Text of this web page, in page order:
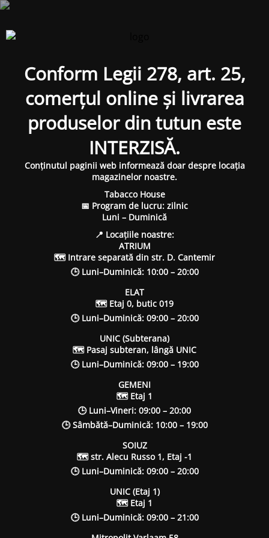
Conform Legii 278, art. 25,
comerțul online și livrarea
produselor din tutun este
INTERZISĂ.
Conținutul paginii web informează doar despre locația
magazinelor noastre.
Tabacco House
📅 Program de lucru: zilnic
Luni – Duminică
📍 Locațiile noastre:
ATRIUM
🗺 Intrare separată din str. D. Cantemir
🕒 Luni–Duminică: 10:00 – 20:00
ELAT
🗺 Etaj 0, butic 019
🕒 Luni–Duminică: 09:00 – 20:00
UNIC (Subterana)
🗺 Pasaj subteran, lângă UNIC
🕒 Luni–Duminică: 09:00 – 19:00
GEMENI
🗺 Etaj 1
🕒 Luni–Vineri: 09:00 – 20:00
🕒 Sâmbătă–Duminică: 10:00 – 19:00
SOIUZ
🗺 str. Alecu Russo 1, Etaj -1
🕒 Luni–Duminică: 09:00 – 20:00
UNIC (Etaj 1)
🗺 Etaj 1
🕒 Luni–Duminică: 09:00 – 21:00